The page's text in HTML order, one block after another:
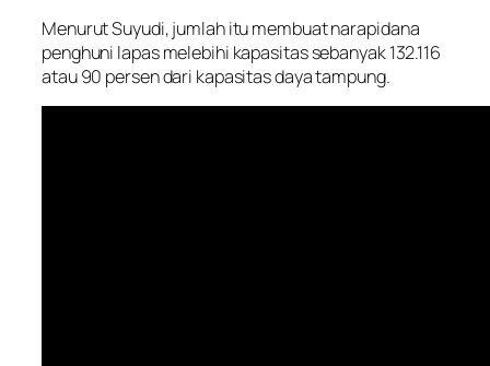
Menurut Suyudi, jumlah itu membuat narapidana
penghuni lapas melebihi kapasitas sebanyak 132.116
atau 90 persen dari kapasitas daya tampung.